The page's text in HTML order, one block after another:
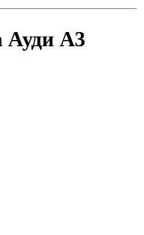
Ауди А3